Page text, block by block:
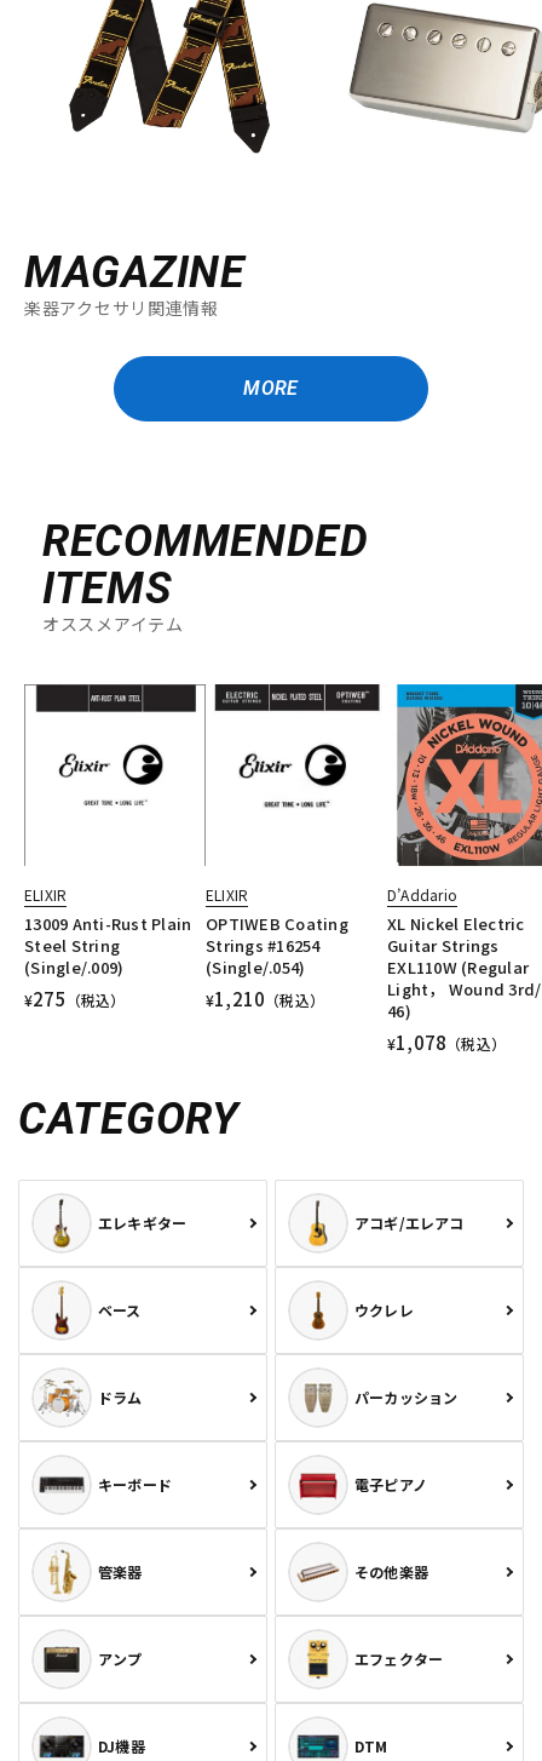
MAGAZINE
楽器アクセサリ関連情報
MORE
RECOMMENDED
ITEMS
オススメアイテム
ELIXIR
13009 Anti-Rust Plain
Steel String
(Single/.009)
¥275 （税込）
ELIXIR
OPTIWEB Coating
Strings #16254
(Single/.054)
¥1,210 （税込）
D’Addario
XL Nickel Electric
Guitar Strings
EXL110W (Regular
Light， Wound
46)
¥1,078 （税込）
CATEGORY
エレキギター アコギ/エレアコ
ベース ウクレレ
ドラム パーカッション
キーボード 電子ピアノ
管楽器 その他楽器
アンプ エフェクター
DJ機器 DTM